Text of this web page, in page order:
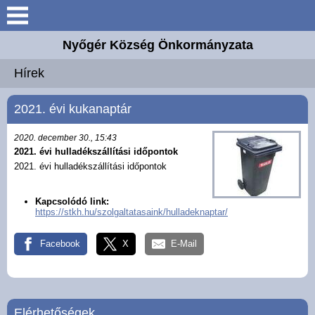
Keresés
Elérhetőségek
Önkormányzat
Hirdetmények
Intézmények
Választási információk
Nyőgér Község Önkormányzata
Hírek
2021. évi kukanaptár
2020. december 30., 15:43
2021. évi hulladékszállítási időpontok
2021. évi hulladékszállítási időpontok
Kapcsolódó link:
https://stkh.hu/szolgaltatasaink/hulladeknaptar/
Facebook X E-Mail